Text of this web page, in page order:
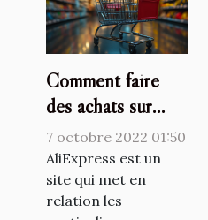
Comment faire
des achats sur
AliExpress ?
7 octobre 2022 01:50
AliExpress est un
site qui met en
relation les